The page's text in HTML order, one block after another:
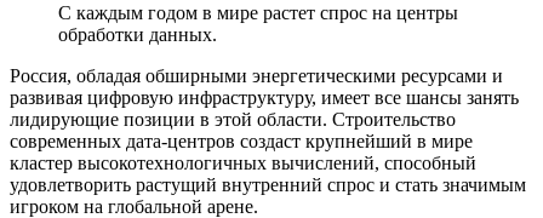
С каждым годом в мире растет спрос на центры
обработки данных.
Россия, обладая обширными энергетическими ресурсами и
развивая цифровую инфраструктуру, имеет все шансы занять
лидирующие позиции в этой области. Строительство
современных дата-центров создаст крупнейший в мире
кластер высокотехнологичных вычислений, способный
удовлетворить растущий внутренний спрос и стать значимым
игроком на глобальной арене.